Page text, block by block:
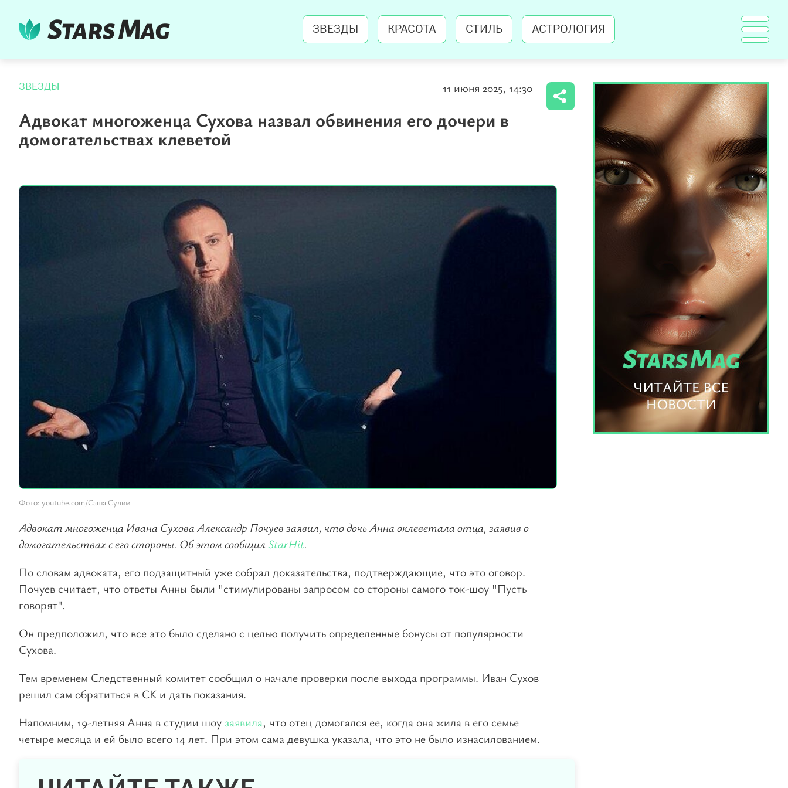
ЗВЕЗДЫ КРАСОТА СТИЛЬ АСТРОЛОГИЯ
ЗВЕЗДЫ 11 июня 2025, 14:30
Адвокат многоженца Сухова назвал обвинения его дочери в
домогательствах клеветой
Фото: youtube.com/Саша Сулим
Адвокат многоженца Ивана Сухова Александр Почуев заявил, что дочь Анна оклеветала отца, заявив о
домогательствах с его стороны. Об этом сообщилStarHit.
По словам адвоката, его подзащитный уже собрал доказательства, подтверждающие, что это оговор.
Почуев считает, что ответы Анны были "стимулированы запросом со стороны самого ток-шоу "Пусть
говорят".
Он предположил, что все это было сделано с целью получить определенные бонусы от популярности
Сухова.
Тем временем Следственный комитет сообщил о начале проверки после выхода программы. Иван Сухов
решил сам обратиться в СК и дать показания.
Напомним, 19-летняя Анна в студии шоузаявила, что отец домогался ее, когда она жила в его семье
четыре месяца и ей было всего 14 лет. При этом сама девушка указала, что это не было изнасилованием.